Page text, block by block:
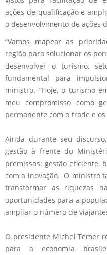
ações de qualificação e
o desenvolvimento de ações
“Vamos mapear as
região para solucionar os
desenvolver o turismo,
fundamental para
ministro. “Hoje, o turismo
meu compromisso como
permanente com o trade e
Ainda durante seu
gestão à frente do
premissas: gestão eficiente,
com a inovação. O ministro
transformar as riquezas
oportunidades para a
ampliar o número de
O presidente Michel Temer
para a economia